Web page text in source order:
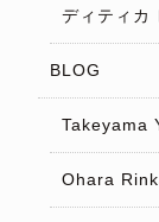
ディティカ
BLOG
Takeyama
Ohara